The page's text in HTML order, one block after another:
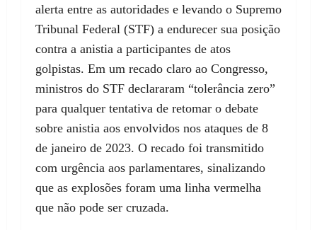
alerta entre as autoridades e levando o Supremo
Tribunal Federal (STF) a endurecer sua posição
contra a anistia a participantes de atos
golpistas. Em um recado claro ao Congresso,
ministros do STF declararam “tolerância zero”
para qualquer tentativa de retomar o debate
sobre anistia aos envolvidos nos ataques de 8
de janeiro de 2023. O recado foi transmitido
com urgência aos parlamentares, sinalizando
que as explosões foram uma linha vermelha
que não pode ser cruzada.